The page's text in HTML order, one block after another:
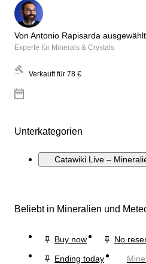
Von Antonio Rapisarda ausgewählt
Experte für Minerals & Crystals
Verkauft für 78 €
Unterkategorien
Catawiki Live –
Beliebt in Mineralien und
Buy now
No
Ending today